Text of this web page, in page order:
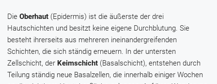
Die Oberhaut (Epidermis) ist die äußerste der drei
Hautschichten und besitzt keine eigene Durchblutung. Sie
besteht ihrerseits aus mehreren ineinandergreifenden
Schichten, die sich ständig erneuern. In der untersten
Zellschicht, der Keimschicht (Basalschicht), entstehen durch
Teilung ständig neue Basalzellen, die innerhalb einiger Wochen